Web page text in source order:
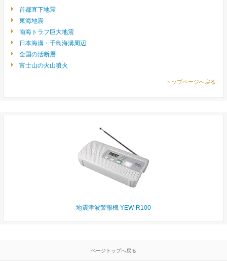
首都直下地震
東海地震
南海トラフ巨大地震
日本海溝・千島海溝周辺
全国の活断層
富士山の火山噴火
トップページへ戻る
地震津波警報機 YEW-R100
ページトップへ戻る